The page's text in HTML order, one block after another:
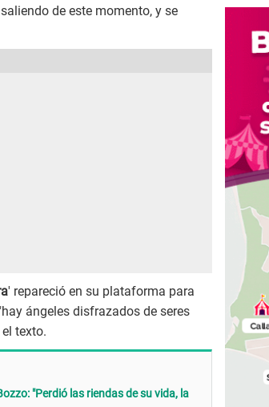
de este momento, y se
' repareció en su plataforma para
ángeles disfrazados de seres
texto.
"Perdió las riendas de su vida, la